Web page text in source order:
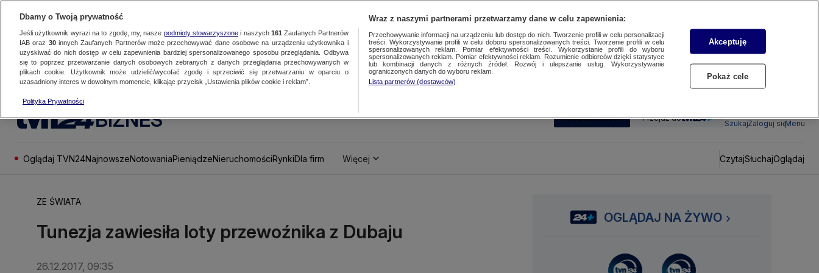
BIZNES SUBSKRYBUJ Przejdź do
SzukajZaloguj sięMenu
Oglądaj TVN24NajnowszeNotowaniaPieniądzeNieruchomościRynkiDla firm Więcej CzytajSłuchajOglądaj
ZE ŚWIATA
Tunezja zawiesiła loty przewoźnika z Dubaju
26.12.2017, 09:35
OGLĄDAJ NA ŻYWO
Dbamy o Twoją prywatność
Jeśli użytkownik wyrazi na to zgodę, my, nasze podmioty stowarzyszonei naszych 161 Zaufanych Partnerów
IAB oraz 30innych Zaufanych Partnerów może przechowywać dane osobowe na urządzeniu użytkownika i
uzyskiwać do nich dostęp w celu zapewnienia bardziej spersonalizowanego sposobu przeglądania. Odbywa
się to poprzez przetwarzanie danych osobowych zebranych z danych przeglądania przechowywanych w
plikach cookie. Użytkownik może udzielić/wycofać zgodę i sprzeciwić się przetwarzaniu w oparciu o
uzasadniony interes w dowolnym momencie, klikając przycisk „Ustawienia plików cookie i reklam”.
Polityka Prywatności
Wraz z naszymi partnerami przetwarzamy dane w celu zapewnienia:
Przechowywanie informacji na urządzeniu lub dostęp do nich. Tworzenie profili w celu personalizacji
treści. Wykorzystywanie profili w celu doboru spersonalizowanych treści. Tworzenie profili w celu
spersonalizowanych reklam. Pomiar efektywności treści. Wykorzystanie profili do wyboru
spersonalizowanych reklam. Pomiar efektywności reklam. Rozumienie odbiorców dzięki statystyce
lub kombinacji danych z różnych źródeł. Rozwój i ulepszanie usług. Wykorzystywanie
ograniczonych danych do wyboru reklam.
Lista partnerów (dostawców)
Akceptuję
Pokaż cele